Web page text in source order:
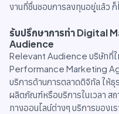
งานที่ชื่นชอบการลงทุนอยู่แล้ว ก็
รับปรึกษาการทำ Digital
Audience
Relevant Audience บริษัทที่ใ
Performance Marketing
บริการด้านการตลาดดิจิทัล ให้ธุ
ผลิตภัณฑ์หรือบริการในเวลา ส
ทางออนไลน์ต่างๆ บริการของเ